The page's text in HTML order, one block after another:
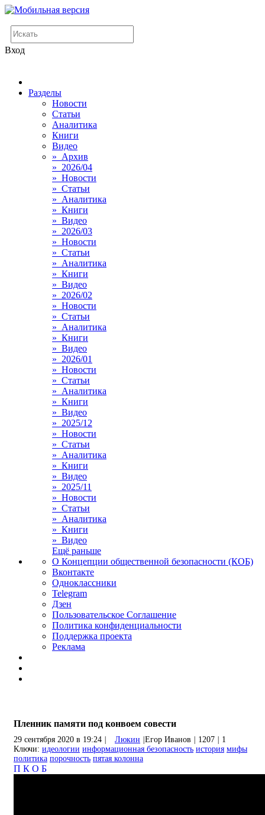
Вход
Разделы
Новости
Статьи
Аналитика
Книги
Видео
» Архив
» 2026/04
» Новости
» Статьи
» Аналитика
» Книги
» Видео
» 2026/03
» Новости
» Статьи
» Аналитика
» Книги
» Видео
» 2026/02
» Новости
» Статьи
» Аналитика
» Книги
» Видео
» 2026/01
» Новости
» Статьи
» Аналитика
» Книги
» Видео
» 2025/12
» Новости
» Статьи
» Аналитика
» Книги
» Видео
» 2025/11
» Новости
» Статьи
» Аналитика
» Книги
» Видео
Ещё раньше
О Концепции общественной безопасности (КОБ)
Вконтакте
Одноклассники
Telegram
Дзен
Пользовательское Соглашение
Политика конфиденциальности
Поддержка проекта
Реклама
Пленник памяти под конвоем совести
29 сентября 2020 в 19:24 Люкин Егор Иванов 1207
1
Ключи: идеологии информационная безопасность история мифы
политика порочность пятая колонна
П К О Б